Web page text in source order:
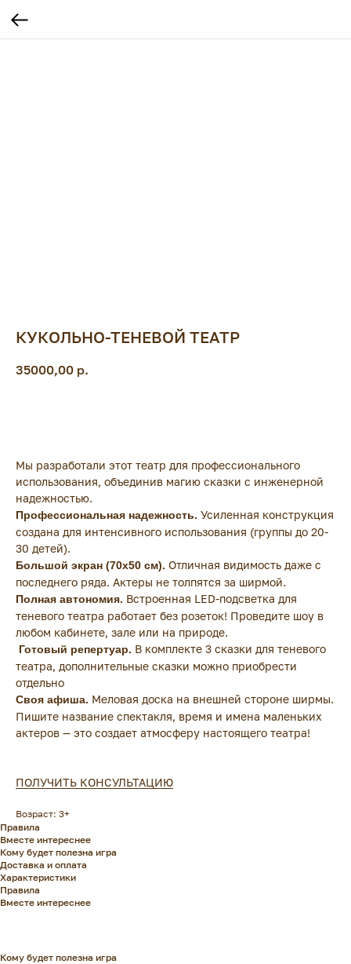
КУКОЛЬНО-ТЕНЕВОЙ ТЕАТР
35000,00 р.
Мы разработали этот театр для профессионального
использования, объединив магию сказки с инженерной
надежностью.
Профессиональная надежность. Усиленная конструкция
создана для интенсивного использования (группы до 20-
30 детей).
Большой экран (70х50 см). Отличная видимость даже с
последнего ряда. Актеры не толпятся за ширмой.
Полная автономия. Встроенная LED-подсветка для
теневого театра работает без розеток! Проведите шоу в
любом кабинете, зале или на природе.
Готовый репертуар. В комплекте 3 сказки для теневого
театра, дополнительные сказки можно приобрести
отдельно
Своя афиша. Меловая доска на внешней стороне ширмы.
Пишите название спектакля, время и имена маленьких
актеров — это создает атмосферу настоящего театра!
ПОЛУЧИТЬ КОНСУЛЬТАЦИЮ
Возраст: 3+
Правила
Вместе интереснее
Кому будет полезна игра
Доставка и оплата
Характеристики
Правила
Вместе интереснее
Кому будет полезна игра